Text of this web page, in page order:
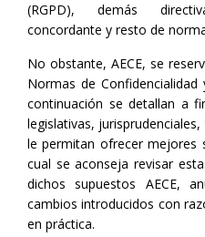
(RGPD), demás
concordante y resto de
No obstante, AECE, se
Normas de
continuación se detallan a
legislativas,
le permitan ofrecer mejores
cual se aconseja revisar
dichos supuestos AECE,
cambios introducidos con
en práctica.